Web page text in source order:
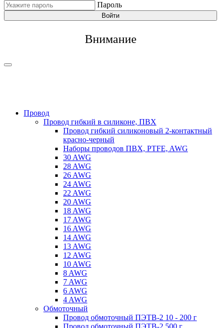
Пароль
Войти
Внимание
Провод
Провод гибкий в силиконе, ПВХ
Провод гибкий силиконовый 2-контактный
красно-черный
Наборы проводов ПВХ, PTFE, AWG
30 AWG
28 AWG
26 AWG
24 AWG
22 AWG
20 AWG
18 AWG
17 AWG
16 AWG
14 AWG
13 AWG
12 AWG
10 AWG
8 AWG
7 AWG
6 AWG
4 AWG
Обмоточный
Провод обмоточный ПЭТВ-2 10 - 200 г
Провод обмоточный ПЭТВ-2 500 г